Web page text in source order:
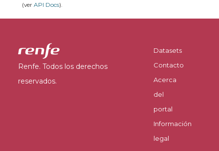
(ver API Docs).
Renfe. Todos los derechos
reservados.
Datasets
Contacto
Acerca
del
portal
Información
legal